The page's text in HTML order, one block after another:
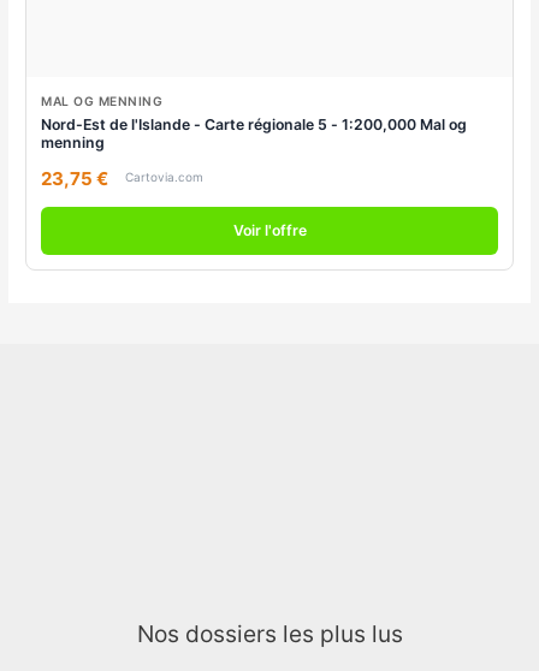
MAL OG MENNING
Nord-Est de l'Islande - Carte régionale 5 - 1:200,000 Mal og
menning
23,75 € Cartovia.com
Voir l'offre
Nos dossiers les plus lus